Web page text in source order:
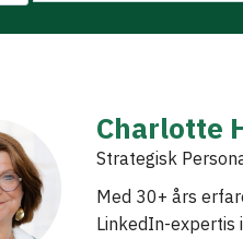
Charlotte
Strategisk
Med 30+ års
LinkedIn-expertis